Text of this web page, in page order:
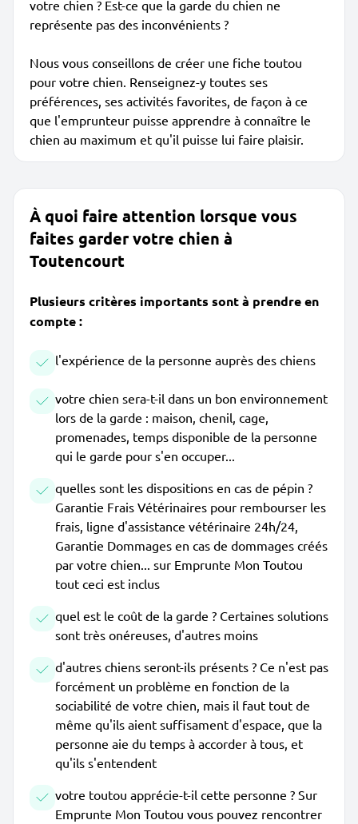
votre chien ? Est-ce que la garde du chien ne
représente pas des inconvénients ?
Nous vous conseillons de créer une fiche toutou
pour votre chien. Renseignez-y toutes ses
préférences, ses activités favorites, de façon à ce
que l'emprunteur puisse apprendre à connaître le
chien au maximum et qu'il puisse lui faire plaisir.
À quoi faire attention lorsque vous
faites garder votre chien à
Toutencourt
Plusieurs critères importants sont à prendre en
compte :
l'expérience de la personne auprès des chiens
votre chien sera-t-il dans un bon environnement
lors de la garde : maison, chenil, cage,
promenades, temps disponible de la personne
qui le garde pour s'en occuper...
quelles sont les dispositions en cas de pépin ?
Garantie Frais Vétérinaires pour rembourser les
frais, ligne d'assistance vétérinaire 24h/24,
Garantie Dommages en cas de dommages créés
par votre chien... sur Emprunte Mon Toutou
tout ceci est inclus
quel est le coût de la garde ? Certaines solutions
sont très onéreuses, d'autres moins
d'autres chiens seront-ils présents ? Ce n'est pas
forcément un problème en fonction de la
sociabilité de votre chien, mais il faut tout de
même qu'ils aient suffisament d'espace, que la
personne aie du temps à accorder à tous, et
qu'ils s'entendent
votre toutou apprécie-t-il cette personne ? Sur
Emprunte Mon Toutou vous pouvez rencontrer